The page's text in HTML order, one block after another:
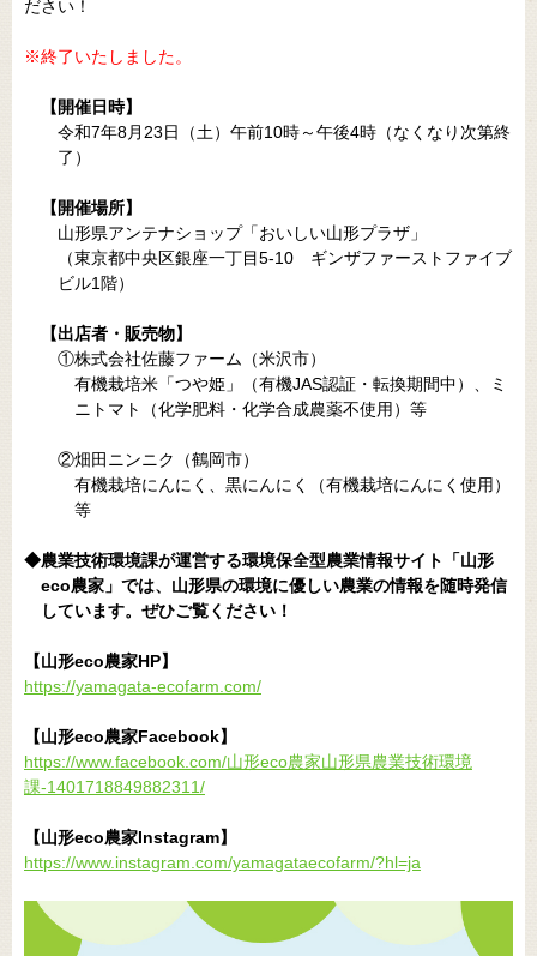
ださい！
※終了いたしました。
【開催日時】
令和7年8月23日（土）午前10時～午後4時（なくなり次第終
了）
【開催場所】
山形県アンテナショップ「おいしい山形プラザ」
（東京都中央区銀座一丁目5-10 ギンザファーストファイブ
ビル1階）
【出店者・販売物】
①株式会社佐藤ファーム（米沢市）
有機栽培米「つや姫」（有機JAS認証・転換期間中）、ミ
ニトマト（化学肥料・化学合成農薬不使用）等
②畑田ニンニク（鶴岡市）
有機栽培にんにく、黒にんにく（有機栽培にんにく使用）
等
◆農業技術環境課が運営する環境保全型農業情報サイト「山形
eco農家」では、山形県の環境に優しい農業の情報を随時発信
しています。ぜひご覧ください！
【山形eco農家HP】
https://yamagata-ecofarm.com/
【山形eco農家Facebook】
https://www.facebook.com/山形eco農家山形県農業技術環境
課-1401718849882311/
【山形eco農家Instagram】
https://www.instagram.com/yamagataecofarm/?hl=ja